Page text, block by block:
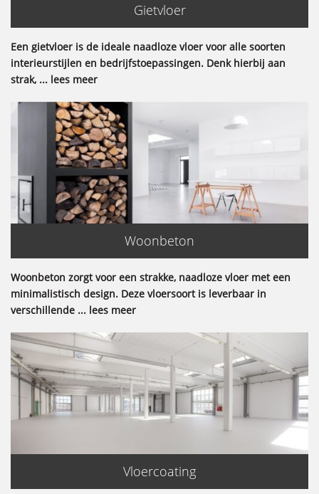
Gietvloer
Een gietvloer is de ideale naadloze vloer voor alle soorten
interieurstijlen en bedrijfstoepassingen. Denk hierbij aan
strak, ... lees meer
Woonbeton
Woonbeton zorgt voor een strakke, naadloze vloer met een
minimalistisch design. Deze vloersoort is leverbaar in
verschillende ... lees meer
Vloercoating